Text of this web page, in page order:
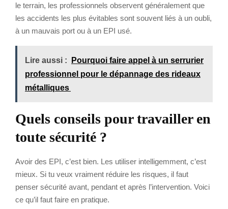
le terrain, les professionnels observent généralement que
les accidents les plus évitables sont souvent liés à un oubli,
à un mauvais port ou à un EPI usé.
Lire aussi :
Pourquoi faire appel à un serrurier
professionnel pour le dépannage des rideaux
métalliques
Quels conseils pour travailler en
toute sécurité ?
Avoir des EPI, c’est bien. Les utiliser intelligemment, c’est
mieux. Si tu veux vraiment réduire les risques, il faut
penser sécurité avant, pendant et après l’intervention. Voici
ce qu’il faut faire en pratique.